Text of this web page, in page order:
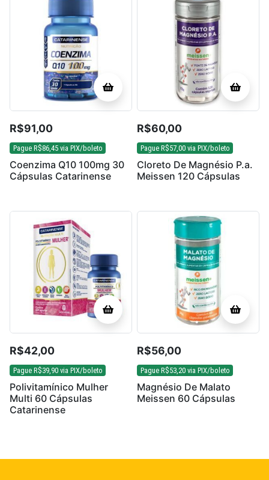
R$91,00
Pague R$86,45 via PIX/boleto
Coenzima Q10 100mg 30
Cápsulas Catarinense
R$60,00
Pague R$57,00 via PIX/boleto
Cloreto De Magnésio P.a.
Meissen 120 Cápsulas
R$42,00
Pague R$39,90 via PIX/boleto
Polivitamínico Mulher
Multi 60 Cápsulas
Catarinense
R$56,00
Pague R$53,20 via PIX/boleto
Magnésio De Malato
Meissen 60 Cápsulas